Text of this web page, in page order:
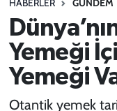
HABERLER GÜNDEM
Yemeği
Yemeği
Otantik yemek
SPOR
TEKNOLOJİ
YAŞAM